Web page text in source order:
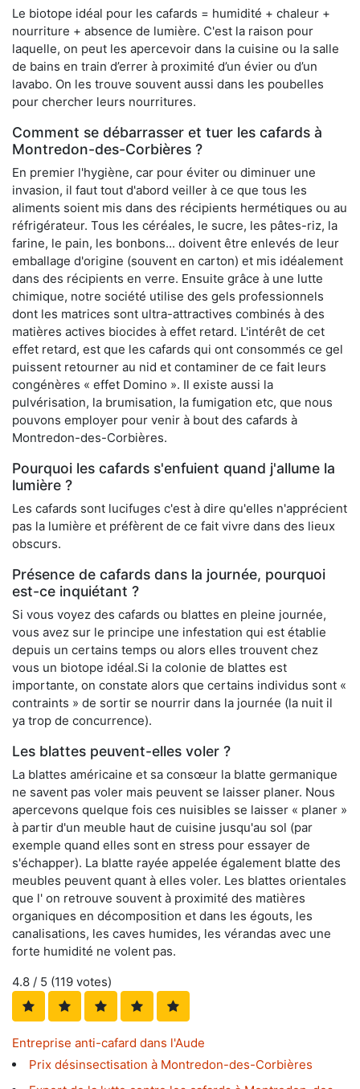
Le biotope idéal pour les cafards = humidité + chaleur +
nourriture + absence de lumière. C'est la raison pour
laquelle, on peut les apercevoir dans la cuisine ou la salle
de bains en train d’errer à proximité d’un évier ou d’un
lavabo. On les trouve souvent aussi dans les poubelles
pour chercher leurs nourritures.
Comment se débarrasser et tuer les cafards à
Montredon-des-Corbières ?
En premier l'hygiène, car pour éviter ou diminuer une
invasion, il faut tout d'abord veiller à ce que tous les
aliments soient mis dans des récipients hermétiques ou au
réfrigérateur. Tous les céréales, le sucre, les pâtes-riz, la
farine, le pain, les bonbons... doivent être enlevés de leur
emballage d'origine (souvent en carton) et mis idéalement
dans des récipients en verre. Ensuite grâce à une lutte
chimique, notre société utilise des gels professionnels
dont les matrices sont ultra-attractives combinés à des
matières actives biocides à effet retard. L'intérêt de cet
effet retard, est que les cafards qui ont consommés ce gel
puissent retourner au nid et contaminer de ce fait leurs
congénères « effet Domino ». Il existe aussi la
pulvérisation, la brumisation, la fumigation etc, que nous
pouvons employer pour venir à bout des cafards à
Montredon-des-Corbières.
Pourquoi les cafards s'enfuient quand j'allume la
lumière ?
Les cafards sont lucifuges c'est à dire qu'elles n'apprécient
pas la lumière et préfèrent de ce fait vivre dans des lieux
obscurs.
Présence de cafards dans la journée, pourquoi
est-ce inquiétant ?
Si vous voyez des cafards ou blattes en pleine journée,
vous avez sur le principe une infestation qui est établie
depuis un certains temps ou alors elles trouvent chez
vous un biotope idéal.Si la colonie de blattes est
importante, on constate alors que certains individus sont «
contraints » de sortir se nourrir dans la journée (la nuit il
ya trop de concurrence).
Les blattes peuvent-elles voler ?
La blattes américaine et sa consœur la blatte germanique
ne savent pas voler mais peuvent se laisser planer. Nous
apercevons quelque fois ces nuisibles se laisser « planer »
à partir d'un meuble haut de cuisine jusqu'au sol (par
exemple quand elles sont en stress pour essayer de
s'échapper). La blatte rayée appelée également blatte des
meubles peuvent quant à elles voler. Les blattes orientales
que l' on retrouve souvent à proximité des matières
organiques en décomposition et dans les égouts, les
canalisations, les caves humides, les vérandas avec une
forte humidité ne volent pas.
4.8 / 5 (119 votes)
Entreprise anti-cafard dans l'Aude
Prix désinsectisation à Montredon-des-Corbières